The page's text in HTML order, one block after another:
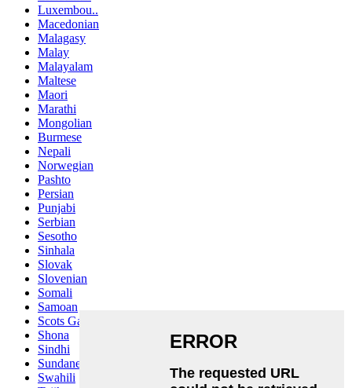
Luxembou..
Macedonian
Malagasy
Malay
Malayalam
Maltese
Maori
Marathi
Mongolian
Burmese
Nepali
Norwegian
Pashto
Persian
Punjabi
Serbian
Sesotho
Sinhala
Slovak
Slovenian
Somali
Samoan
Scots Gaelic
Shona
Sindhi
Sundanese
Swahili